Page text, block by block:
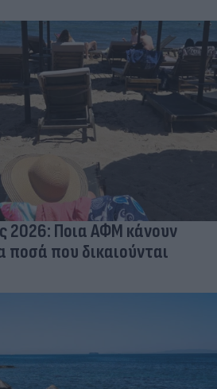
2026: Ποια ΑΦΜ κάνουν
που δικαιούνται